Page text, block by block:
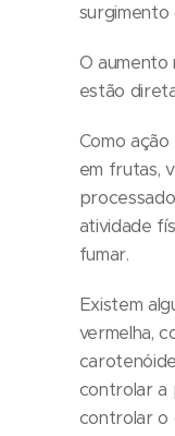
O aumento
estão
Como
em frutas,
atividade
fumar.
Existem
vermelha,
controlar a
controlar o